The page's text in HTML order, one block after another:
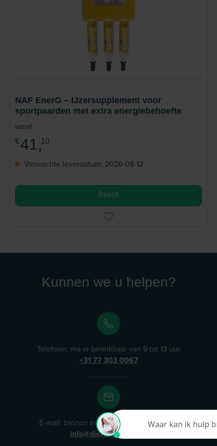
NAF EnerG – IJzersupplement voor
sportpaarden met extra energiebehoefte
vanaf
€ 41,10
Verwachte leverdatum: 2026-08-12
Bekijk
Kunnen we u helpen?
Telefoon: ma-vr bereikbaar van 9 tot 13 uur
+31 77 303 0067
E-mail: binnen één werkdag onze reactie
info@dierapotheker.nl